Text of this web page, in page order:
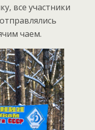
все участники
чаем.